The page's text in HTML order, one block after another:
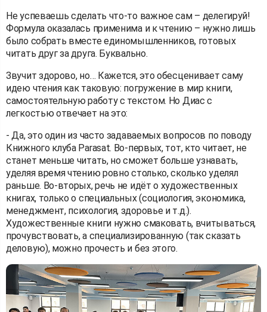
Не успеваешь сделать что-то важное сам – делегируй!
Формула оказалась применима и к чтению – нужно лишь
было собрать вместе единомышленников, готовых
читать друг за друга. Буквально.
Звучит здорово, но… Кажется, это обесценивает саму
идею чтения как таковую: погружение в мир книги,
самостоятельную работу с текстом. Но Диас с
легкостью отвечает на это:
- Да, это один из часто задаваемых вопросов по поводу
Книжного клуба Parasat. Во-первых, тот, кто читает, не
станет меньше читать, но сможет больше узнавать,
уделяя время чтению ровно столько, сколько уделял
раньше. Во-вторых, речь не идёт о художественных
книгах, только о специальных (социология, экономика,
менеджмент, психология, здоровье и т.д.).
Художественные книги нужно смаковать, вчитываться,
прочувствовать, а специализированную (так сказать
деловую), можно прочесть и без этого.